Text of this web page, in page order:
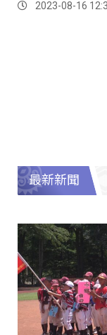
2023-08-16
最新新聞